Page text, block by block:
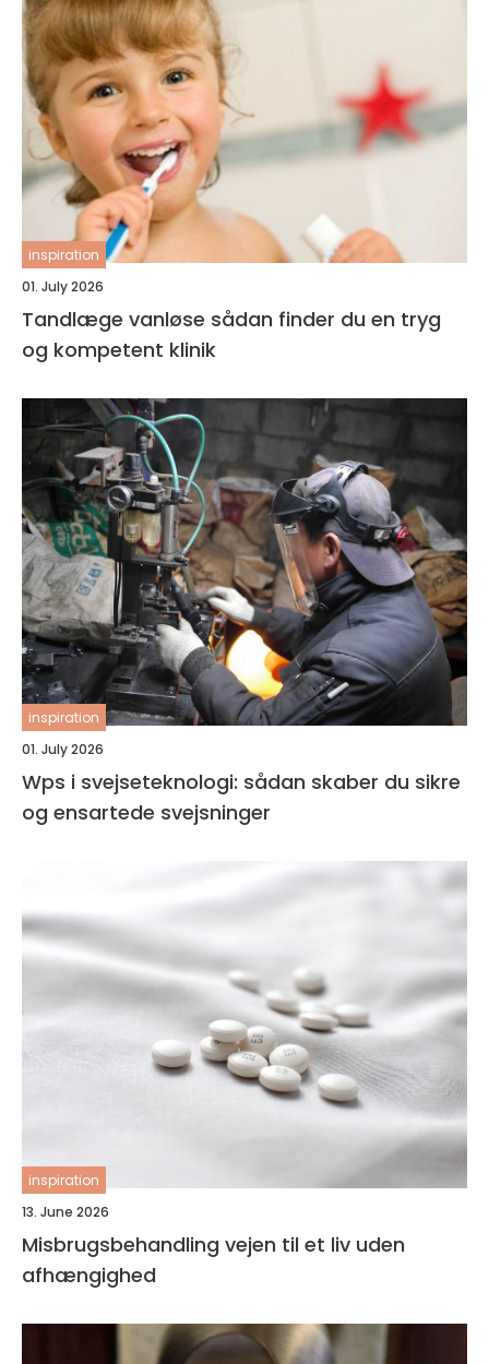
inspiration
01. July 2026
Tandlæge vanløse sådan finder du en tryg
og kompetent klinik
inspiration
01. July 2026
Wps i svejseteknologi: sådan skaber du sikre
og ensartede svejsninger
inspiration
13. June 2026
Misbrugsbehandling vejen til et liv uden
afhængighed